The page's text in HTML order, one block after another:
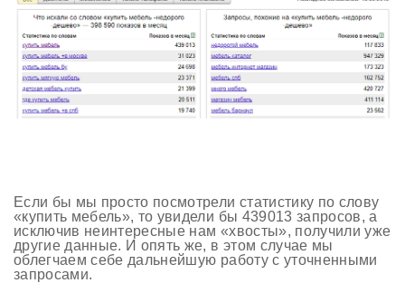
Если бы мы просто посмотрели статистику по слову
«купить мебель», то увидели бы 439013 запросов, а
исключив неинтересные нам «хвосты», получили уже
другие данные. И опять же, в этом случае мы
облегчаем себе дальнейшую работу с уточненными
запросами.